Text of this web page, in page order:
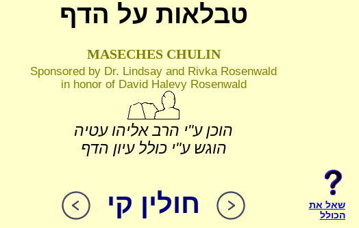
טבלאות על הדף
MASECHES CHULIN
Sponsored by Dr. Lindsay and Rivka Rosenwald
in honor of David Halevy Rosenwald
הוכן ע"י הרב אליהו עטיה
הוגש ע"י כולל עיון הדף
חולין קי
שאל את
הכולל